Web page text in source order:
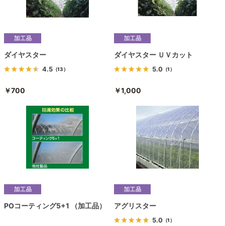
ダイヤスター
4.5（13）
￥700
ダイヤスター ＵＶカット
5.0 （1）
￥1,000
POコーティング5+1 （加工品） アグリスター
5.0 （1）